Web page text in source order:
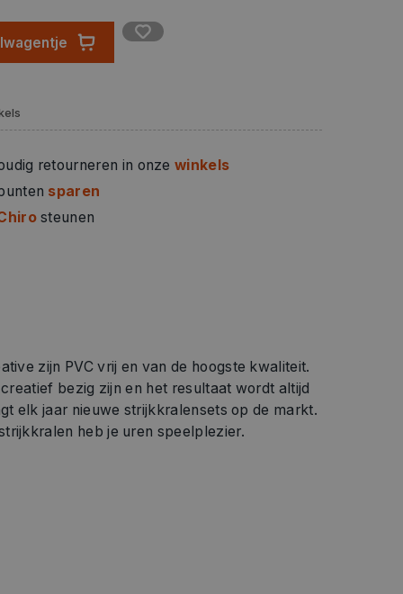
retourneren in onzewinkels
sparen
steunen
zijn PVC vrij en van de hoogste kwaliteit.
bezig zijn en het resultaat wordt altijd
elk jaar nieuwe strijkkralensets op de markt.
heb je uren speelplezier.